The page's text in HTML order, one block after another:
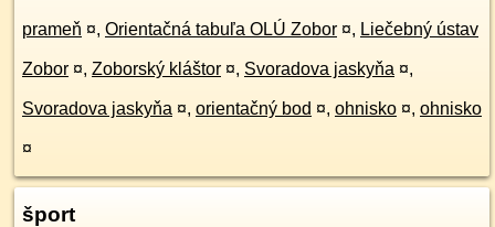
prameň ¤, Orientačná tabuľa OLÚ Zobor ¤, Liečebný ústav
Zobor ¤, Zoborský kláštor ¤, Svoradova jaskyňa ¤,
Svoradova jaskyňa ¤, orientačný bod ¤, ohnisko ¤, ohnisko
¤
šport